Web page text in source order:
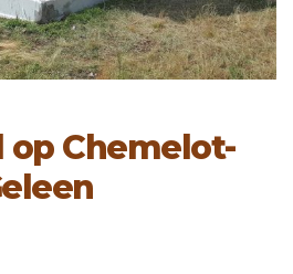
Chemelot-